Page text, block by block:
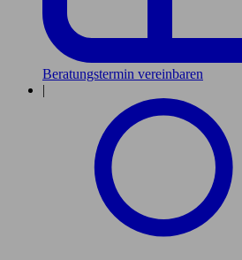
Beratungstermin vereinbaren
|